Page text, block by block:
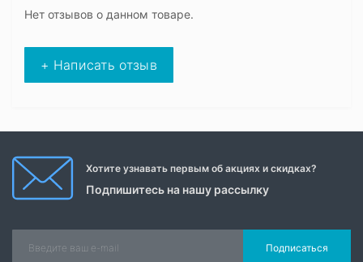
Нет отзывов о данном товаре.
+ Написать отзыв
Хотите узнавать первым об акциях и скидках?
Подпишитесь на нашу рассылку
Подписаться